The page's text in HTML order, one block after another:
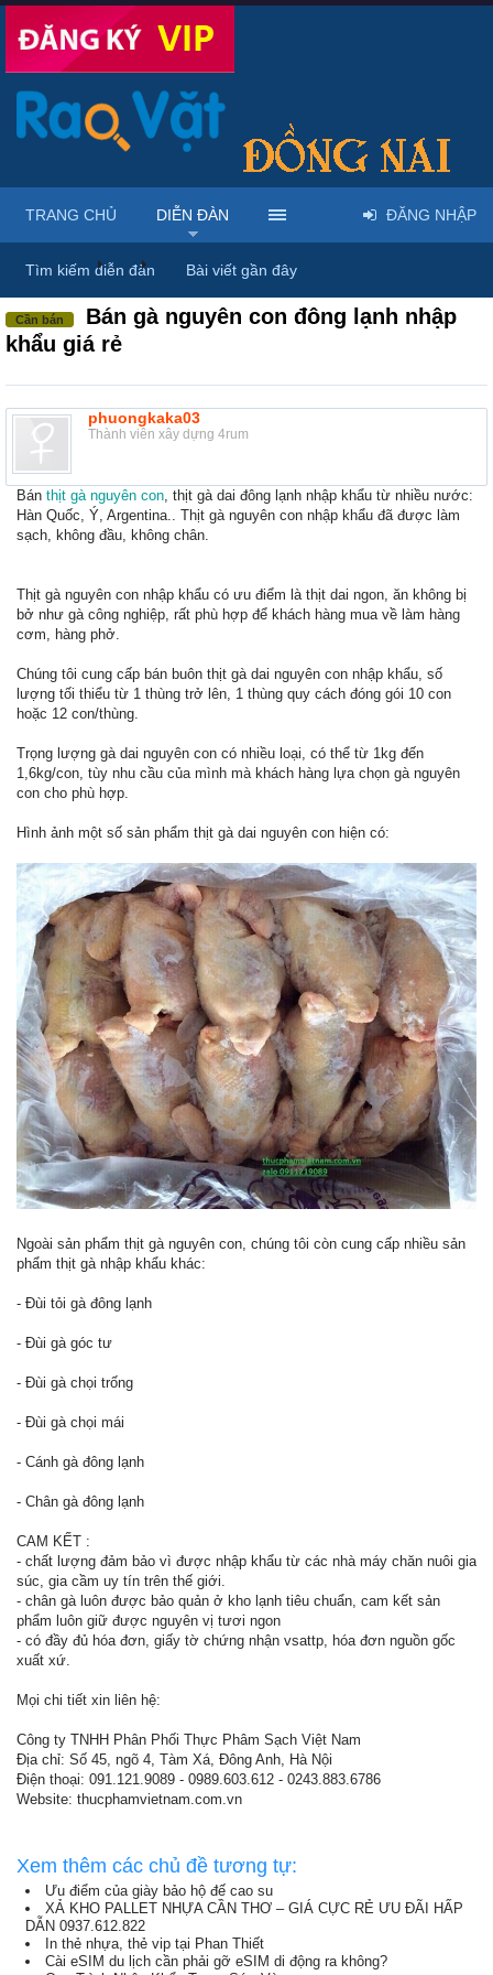
Diễn đàn ... Rao vặt tổng hợp - Uy tín - Miễn phí
Cần bán
Bán gà nguyên con đông lạnh nhập
khẩu giá rẻ
phuongkaka03
Thành viên xây dựng 4rum
Bán thịt gà nguyên con, thịt gà dai đông lạnh nhập khẩu từ nhiều nước:
Hàn Quốc, Ý, Argentina.. Thịt gà nguyên con nhập khẩu đã được làm
sạch, không đầu, không chân.
Thịt gà nguyên con nhập khẩu có ưu điểm là thịt dai ngon, ăn không bị
bở như gà công nghiệp, rất phù hợp để khách hàng mua về làm hàng
cơm, hàng phở.
Chúng tôi cung cấp bán buôn thịt gà dai nguyên con nhập khẩu, số
lượng tối thiểu từ 1 thùng trở lên, 1 thùng quy cách đóng gói 10 con
hoặc 12 con/thùng.
Trọng lượng gà dai nguyên con có nhiều loại, có thể từ 1kg đến
1,6kg/con, tùy nhu cầu của mình mà khách hàng lựa chọn gà nguyên
con cho phù hợp.
Hình ảnh một số sản phẩm thịt gà dai nguyên con hiện có:
Ngoài sản phẩm thịt gà nguyên con, chúng tôi còn cung cấp nhiều sản
phẩm thịt gà nhập khẩu khác:
- Đùi tỏi gà đông lạnh
- Đùi gà góc tư
- Đùi gà chọi trống
- Đùi gà chọi mái
- Cánh gà đông lạnh
- Chân gà đông lạnh
CAM KẾT :
- chất lượng đảm bảo vì được nhập khẩu từ các nhà máy chăn nuôi gia
súc, gia cầm uy tín trên thế giới.
- chân gà luôn được bảo quản ở kho lạnh tiêu chuẩn, cam kết sản
phẩm luôn giữ được nguyên vị tươi ngon
- có đầy đủ hóa đơn, giấy tờ chứng nhận vsattp, hóa đơn nguồn gốc
xuất xứ.
Mọi chi tiết xin liên hệ:
Công ty TNHH Phân Phối Thực Phâm Sạch Việt Nam
Địa chỉ: Số 45, ngõ 4, Tàm Xá, Đông Anh, Hà Nội
Điện thoại: 091.121.9089 - 0989.603.612 - 0243.883.6786
Website: thucphamvietnam.com.vn
Xem thêm các chủ đề tương tự:
Ưu điểm của giày bảo hộ đế cao su
XẢ KHO PALLET NHỰA CẦN THƠ – GIÁ CỰC RẺ ƯU ĐÃI HẤP
DẪN 0937.612.822
In thẻ nhựa, thẻ vip tại Phan Thiết
Cài eSIM du lịch cần phải gỡ eSIM di động ra không?
TRANG CHỦ DIỄN ĐÀN
Tìm kiếm diễn đàn Bài viết gần đây
ĐĂNG NHẬP